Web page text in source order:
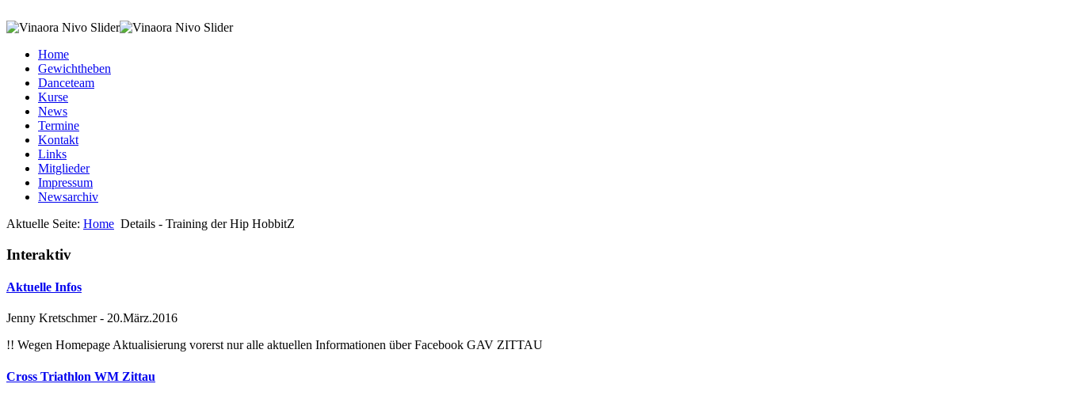
Home
Gewichtheben
Danceteam
Kurse
News
Termine
Kontakt
Links
Mitglieder
Impressum
Newsarchiv
Aktuelle Seite: Home Details - Training der Hip HobbitZ
Interaktiv
Aktuelle Infos
Jenny Kretschmer- 20.März.2016
!! Wegen Homepage Aktualisierung vorerst nur alle aktuellen Informationen über Facebook GAV ZITTAU
Cross Triathlon WM Zittau